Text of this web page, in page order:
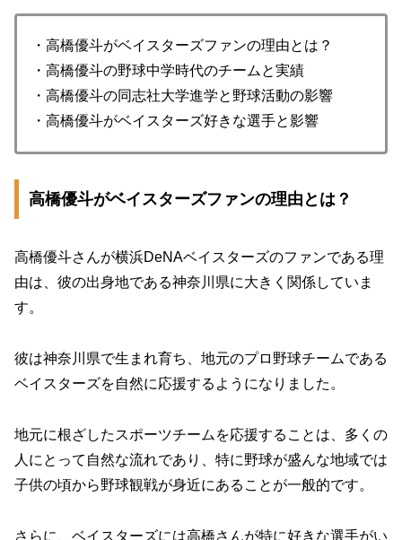
・高橋優斗がベイスターズファンの理由とは？
・高橋優斗の野球中学時代のチームと実績
・高橋優斗の同志社大学進学と野球活動の影響
・高橋優斗がベイスターズ好きな選手と影響
高橋優斗がベイスターズファンの理由とは？
高橋優斗さんが横浜DeNAベイスターズのファンである理
由は、彼の出身地である神奈川県に大きく関係していま
す。
彼は神奈川県で生まれ育ち、地元のプロ野球チームである
ベイスターズを自然に応援するようになりました。
地元に根ざしたスポーツチームを応援することは、多くの
人にとって自然な流れであり、特に野球が盛んな地域では
子供の頃から野球観戦が身近にあることが一般的です。
さらに、ベイスターズには高橋さんが特に好きな選手がい